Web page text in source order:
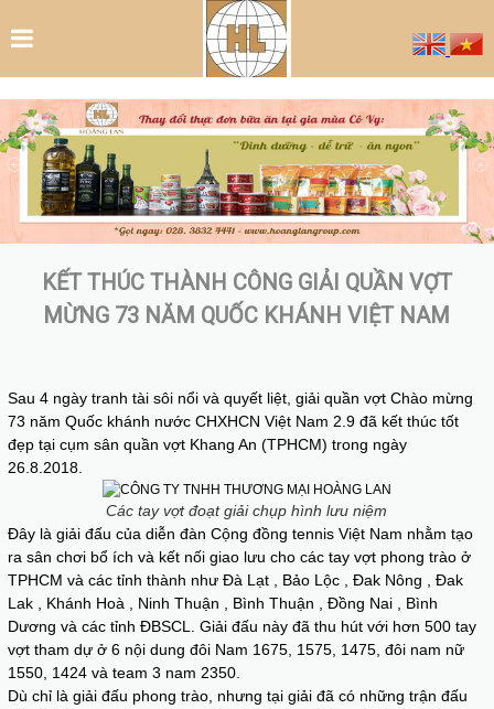
KẾT THÚC THÀNH CÔNG GIẢI QUẦN VỢT
MỪNG 73 NĂM QUỐC KHÁNH VIỆT NAM
Sau 4 ngày tranh tài sôi nổi và quyết liệt, giải quần vợt Chào mừng
73 năm Quốc khánh nước CHXHCN Việt Nam 2.9 đã kết thúc tốt
đẹp tại cụm sân quần vợt Khang An (TPHCM) trong ngày
26.8.2018.
Các tay vợt đoạt giải chụp hình lưu niệm
Đây là giải đấu của diễn đàn Cộng đồng tennis Việt Nam nhằm tạo
ra sân chơi bổ ích và kết nối giao lưu cho các tay vợt phong trào ở
TPHCM và các tỉnh thành như Đà Lạt , Bảo Lộc , Đak Nông , Đak
Lak , Khánh Hoà , Ninh Thuận , Bình Thuận , Đồng Nai , Bình
Dương và các tỉnh ĐBSCL. Giải đấu này đã thu hút với hơn 500 tay
vợt tham dự ở 6 nội dung đôi Nam 1675, 1575, 1475, đôi nam nữ
1550, 1424 và team 3 nam 2350.
Dù chỉ là giải đấu phong trào, nhưng tại giải đã có những trận đấu